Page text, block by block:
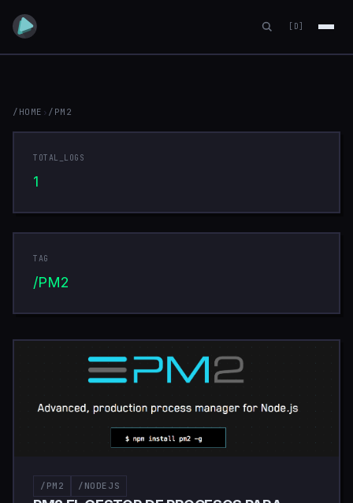
[D]
/HOME › /PM2
TOTAL_LOGS
1
TAG
/PM2
/PM2 /NODEJS